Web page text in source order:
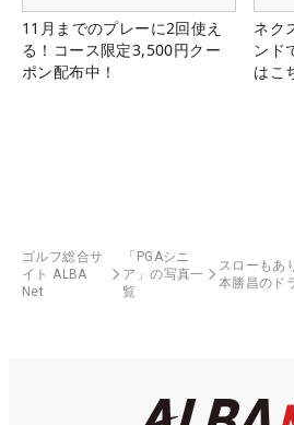
11月までのプレーに2回使え
る！コース限定3,500円クー
ポン配布中！
ネク
ンド
はこ
ゴルフ総合サ
イト ALBA
Net
「PGAシニ
ア」の写真一
覧
スローも
本勝昌のド